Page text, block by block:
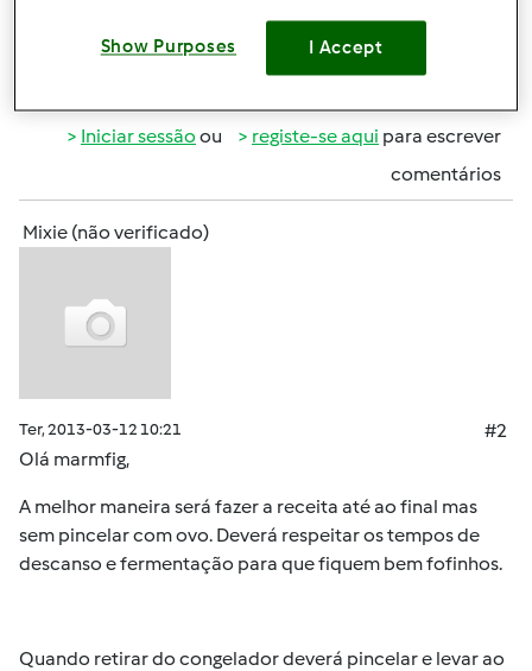
Topo
Iniciar sessão ou registe-se aqui para escrever
comentários
Mixie (não verificado)
Ter, 2013-03-12 10:21
#2
Olá marmfig,
A melhor maneira será fazer a receita até ao final mas
sem pincelar com ovo. Deverá respeitar os tempos de
descanso e fermentação para que fiquem bem fofinhos.
Quando retirar do congelador deverá pincelar e levar ao
Show Purposes I Accept